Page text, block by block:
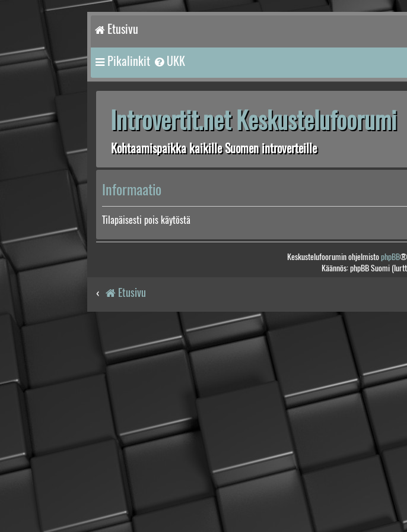
Etusivu
Pikalinkit UKK
Introvertit.net Keskustelufoorumi
Kohtaamispaikka kaikille Suomen introverteille
Informaatio
Tilapäisesti pois käytöstä
Keskustelufoorumin ohjelmistophpBB®
Käännös: phpBB Suomi
Etusivu